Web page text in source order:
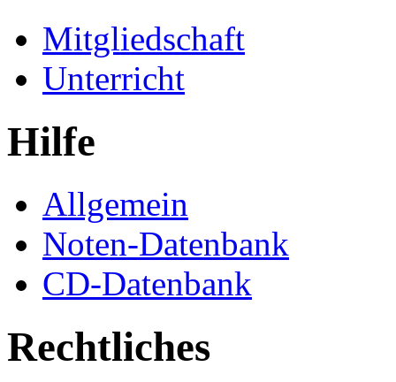
Mitgliedschaft
Unterricht
Hilfe
Allgemein
Noten-Datenbank
CD-Datenbank
Rechtliches